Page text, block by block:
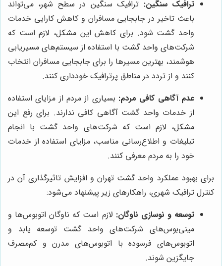
ترافیک سنگین: ترافیک سنگین در سطح شهر، می‌تواند
باعث تاخیر در جابجایی مسافران و کاهش کارایی خدمات
واحد گشت شود. برای کاهش این مشکل، لازم است که
شرکت‌های واحد گشت با استفاده از سیستم‌های مسیریابی
هوشمند، بهترین مسیرها را برای جابجایی مسافران انتخاب
کنند و از تردد در مناطق پرترافیک خودداری کنند.
عدم آگاهی کافی مردم: بسیاری از مردم از مزایای استفاده
از خدمات واحد گشت آگاهی کافی ندارند. برای رفع این
مشکل، لازم است که شرکت‌های واحد گشت با انجام
تبلیغات و اطلاع‌رسانی مناسب، مزایای استفاده از خدمات
خود را به مردم معرفی کنند.
برای بهبود عملکرد واحد گشت تهران و افزایش تاثیرگذاری آن در
کنترل ترافیک شهری، راهکارهای زیر پیشنهاد می‌شود:
توسعه و نوسازی ناوگان: لازم است که ناوگان اتوبوس‌ها و
مینی‌بوس‌های شرکت‌های واحد گشت توسعه یابد و
اتوبوس‌های فرسوده با اتوبوس‌های مدرن و کم‌مصرف
جایگزین شوند.